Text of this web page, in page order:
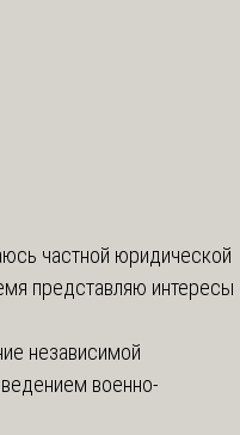
частной юридической
представляю интересы
независимой
военно-